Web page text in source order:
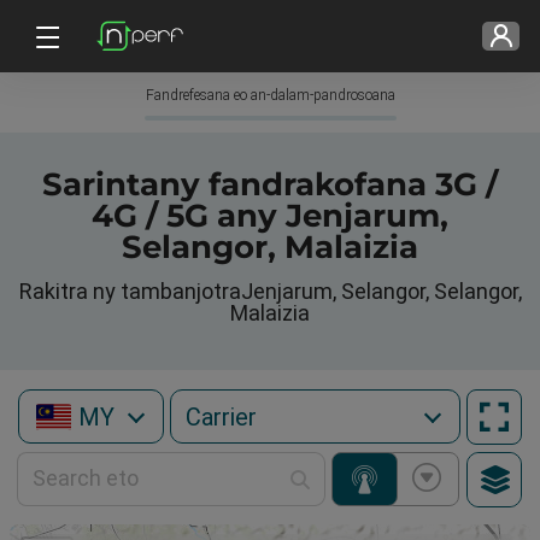
Fandrefesana eo an-dalam-pandrosoana
Sarintany fandrakofana 3G /
4G / 5G any Jenjarum,
Selangor, Malaizia
Rakitra ny tambanjotraJenjarum, Selangor, Selangor,
Malaizia
MY